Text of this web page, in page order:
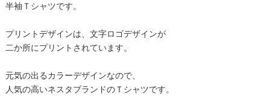
半袖Ｔシャツです。
プリントデザインは、文字ロゴデザインが
二か所にプリントされています。
元気の出るカラーデザインなので、
人気の高いネスタブランドのＴシャツです。